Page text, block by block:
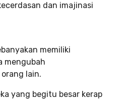
dan imajinasi
memiliki
mengubah
lain.
yang begitu besar kerap